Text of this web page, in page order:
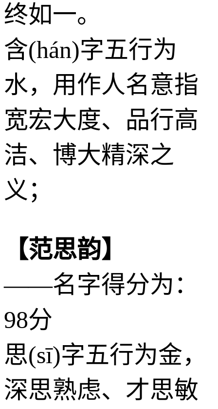
终如一。
含(hán)字五行为
水，用作人名意指
宽宏大度、品行高
洁、博大精深之
义；
【范思韵】
——名字得分为：
98分
思(sī)字五行为金，
深思熟虑、才思敏